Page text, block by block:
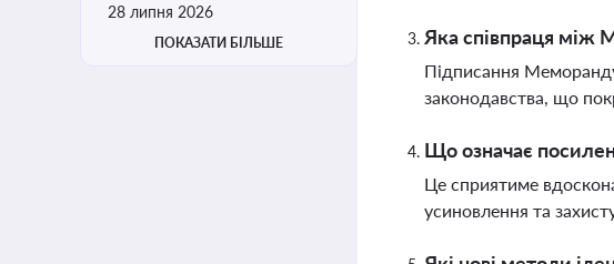
28 липня 2026
ПОКАЗАТИ БІЛЬШЕ Яка співпраця між
Підписання
законодавства, що
Що означає
Це сприятиме
усиновлення та